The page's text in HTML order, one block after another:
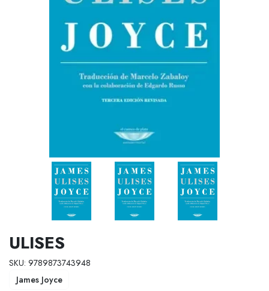
ULISES
SKU: 9789873743948
James Joyce